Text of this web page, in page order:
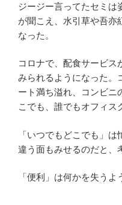
ジージー言ってたセミは
が聞こえ、水引草や吾亦
なった。
コロナで、配食サービス
みられるようになった。
ート満ち溢れ、コンビニ
こでも、誰でもオフィス
「いつでもどこでも」は
違う面もみせるのだと、
「便利」は何かを失うよ